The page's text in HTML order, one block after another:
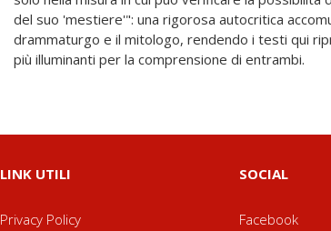
più illuminanti per la comprensione di entrambi.
LINK UTILI
Privacy Policy
SOCIAL
Facebook